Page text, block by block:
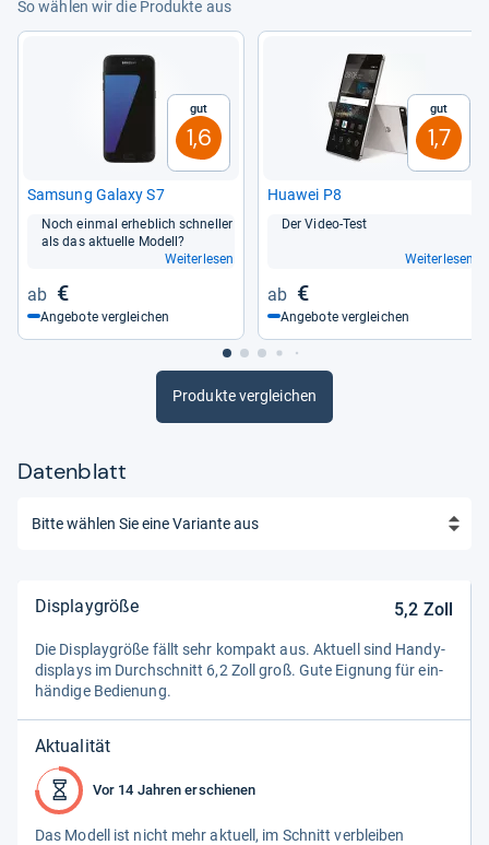
So wählen wir die Produkte aus
Gut
1,6
Sam­sung Galaxy S7
Noch ein­mal erheb­lich schnel­ler
als das aktu­elle Modell?
Weiterlesen
€
Angebote vergleichen
Gut
1,7
Huawei P8
Der Video-​Test
Weiterlesen
€
Angebote vergleichen
Produkte vergleichen
Datenblatt
Displaygröße 5,2 Zoll
Die Dis­play­größe fällt sehr kom­pakt aus. Aktu­ell sind Han­dy­
dis­plays im Durch­schnitt 6,2 Zoll groß. Gute Eig­nung für ein­
hän­dige Bedie­nung.
Aktualität
Vor 14 Jahren erschienen
Das Modell ist nicht mehr aktu­ell, im Schnitt ver­blei­ben